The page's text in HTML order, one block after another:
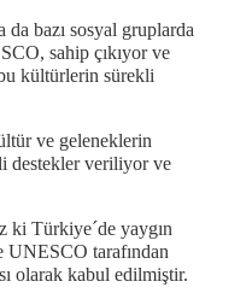
bazı sosyal gruplarda
sahip çıkıyor ve
kültürlerin sürekli
ve geleneklerin
destekler veriliyor ve
ki Türkiye´de yaygın
tarafından
olarak kabul edilmiştir.